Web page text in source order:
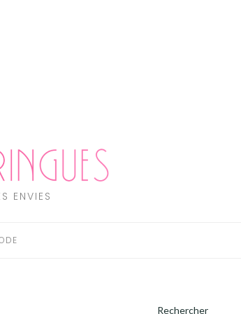
ENVIES
Rechercher